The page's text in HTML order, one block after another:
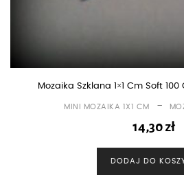
Mozaika Szklana 1×1 Cm Soft
MINI MOZAIKA 1X1 CM -
14,30zł
DODAJ DO